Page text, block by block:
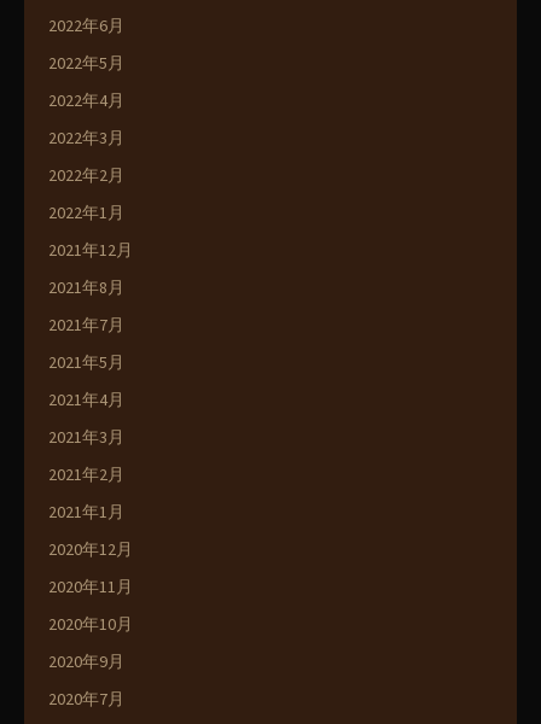
2022年6月
2022年5月
2022年4月
2022年3月
2022年2月
2022年1月
2021年12月
2021年8月
2021年7月
2021年5月
2021年4月
2021年3月
2021年2月
2021年1月
2020年12月
2020年11月
2020年10月
2020年9月
2020年7月